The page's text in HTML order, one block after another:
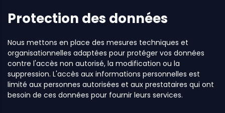
Protection des données
Nous mettons en place des mesures techniques et
organisationnelles adaptées pour protéger vos données
contre l'accès non autorisé, la modification ou la
suppression. L'accès aux informations personnelles est
limité aux personnes autorisées et aux prestataires qui ont
besoin de ces données pour fournir leurs services.